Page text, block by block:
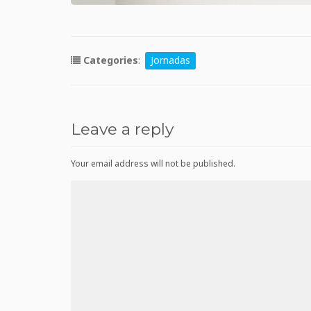
Categories: Jornadas
Leave a reply
Your email address will not be published.